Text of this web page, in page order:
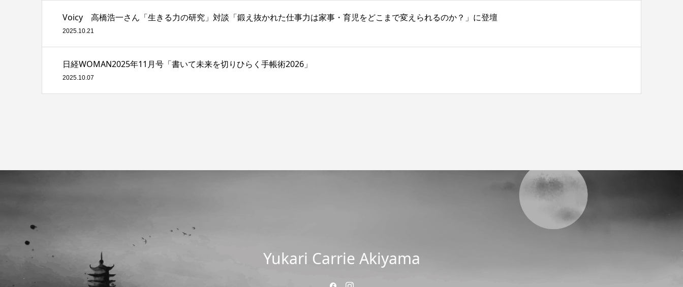
Voicy 高橋浩一さん「生きる力の研究」対談「鍛え抜かれた仕事力は家事・育児をどこまで変えられるのか？」に登壇
2025.10.21
日経WOMAN2025年11月号「書いて未来を切りひらく手帳術2026」
2025.10.07
Yukari Carrie Akiyama